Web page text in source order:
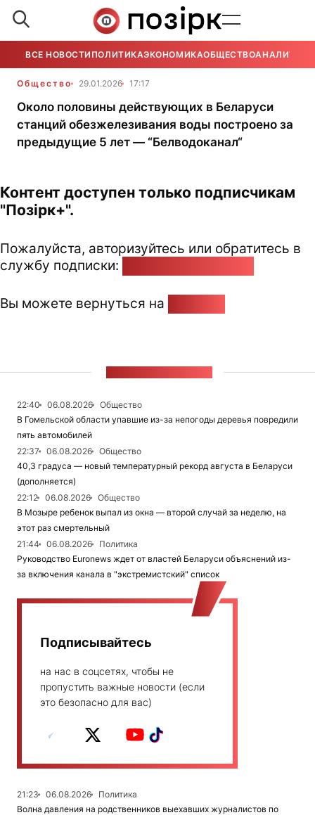
ВСЕ НОВОСТИ ПОЛИТИКАЭКОНОМИКАОБЩЕСТВОАНАЛИТИКА
Общество 29.01.2026 17:17
Около половины действующих в Беларуси
станций обезжелезивания воды построено за
предыдущие 5 лет — “Белводоканал“
Контент доступен только подписчикам
"Позірк+".
Пожалуйста, авторизуйтесь или обратитесь в
службу подписки:
Вы можете вернуться на
22:40 06.08.2026
Общество
В Гомельской области упавшие из-за непогоды деревья повредили
пять автомобилей
22:37
06.08.2026
Общество
40,3 градуса — новый температурный рекорд августа в Беларуси
(дополняется)
22:12
06.08.2026
Общество
В Мозыре ребенок выпал из окна — второй случай за неделю, на
этот раз смертельный
21:44
06.08.2026
Политика
Руководство Euronews ждет от властей Беларуси объяснений из-
за включения канала в "экстремистский" список
Подписывайтесь
на нас в соцсетях, чтобы не
пропустить важные новости (если
это безопасно для вас)
21:23 06.08.2026
Политика
Волна давления на родственников выехавших журналистов по